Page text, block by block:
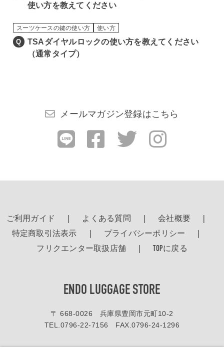
使い方を教えてください
スーツケースの鍵の使い方 使い方
Q
TSAダイヤルロックの使い方を教えてください
（通常タイプ）
メールマガジン登録はこちら
ご利用ガイド よくある質問
会社概要
特定商取引法表示
プライバシーポリシー
フリクエンター取扱店舗
TOPに戻る
ENDO LUGGAGE STORE
〒 668-0026 兵庫県豊岡市元町10-2
TEL. 0796-22-7156 FAX.0796-24-1296